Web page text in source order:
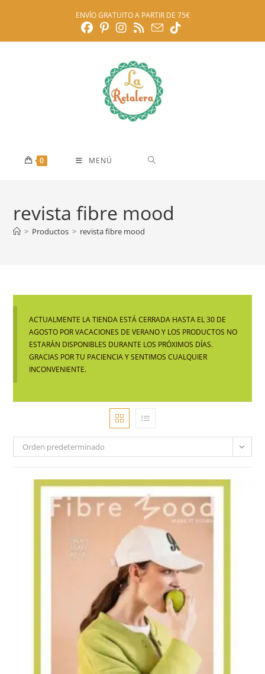
ENVÍO GRATUITO A PARTIR DE 75€
0 MENÚ
revista fibre mood
> Productos > revista fibre mood
ACTUALMENTE LA TIENDA ESTÁ CERRADA HASTA EL 30 DE
AGOSTO POR VACACIONES DE VERANO Y LOS PRODUCTOS NO
ESTARÁN DISPONIBLES DURANTE LOS PRÓXIMOS DÍAS.
GRACIAS POR TU PACIENCIA Y SENTIMOS CUALQUIER
INCONVENIENTE.
Orden predeterminado